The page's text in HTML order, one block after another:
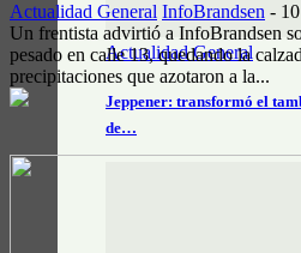
Actualidad General
Jeppener: transformó el
de…
Actualidad General InfoBrandsen -
Un frentista advirtió a InfoBrandsen
pesado en calle 13, quedando la
precipitaciones que azotaron a la...